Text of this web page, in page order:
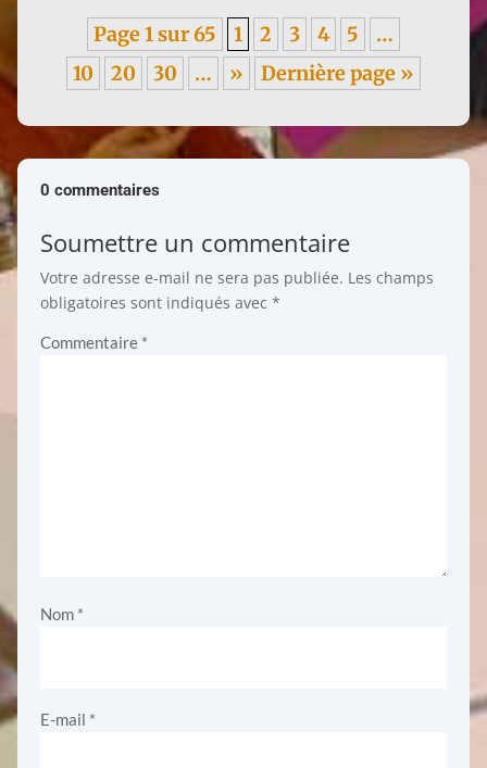
Page 1 sur 65 1 2 3 4 5
…
10
20 30 … » Dernière page »
0 commentaires
Soumettre un commentaire
Votre adresse e-mail ne sera pas publiée. Les champs
obligatoires sont indiqués avec *
Commentaire *
Nom *
E-mail *